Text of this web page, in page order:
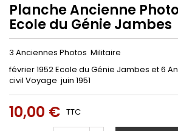
Planche Ancienne
Ecole du Génie Jambes
3 Anciennes Photos Militaire
février 1952 Ecole du Génie Jambes et 6
civil Voyage juin 1951
10,00 € TTC